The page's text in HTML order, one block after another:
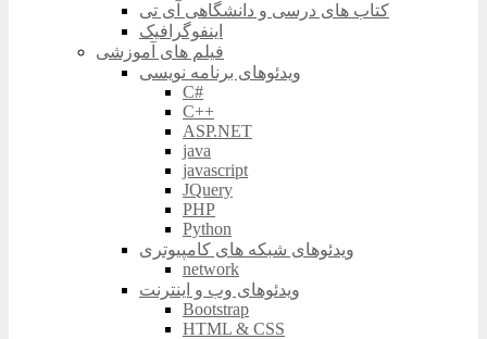
کتاب های درسی و دانشگاهی آی تی
اینفوگرافیک
فیلم های آموزشی
ویدئوهای برنامه نویسی
C#
C++
ASP.NET
java
javascript
JQuery
PHP
Python
ویدئوهای شبکه های کامپیوتری
network
ویدئوهای وب و اینترنت
Bootstrap
HTML & CSS